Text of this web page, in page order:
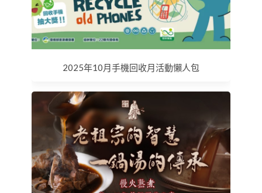
2025年10月手機回收月活動懶人包